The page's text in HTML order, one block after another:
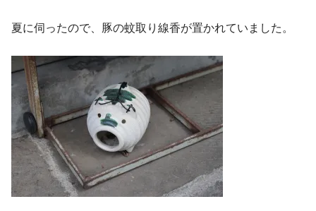
夏に伺ったので、豚の蚊取り線香が置かれていました。